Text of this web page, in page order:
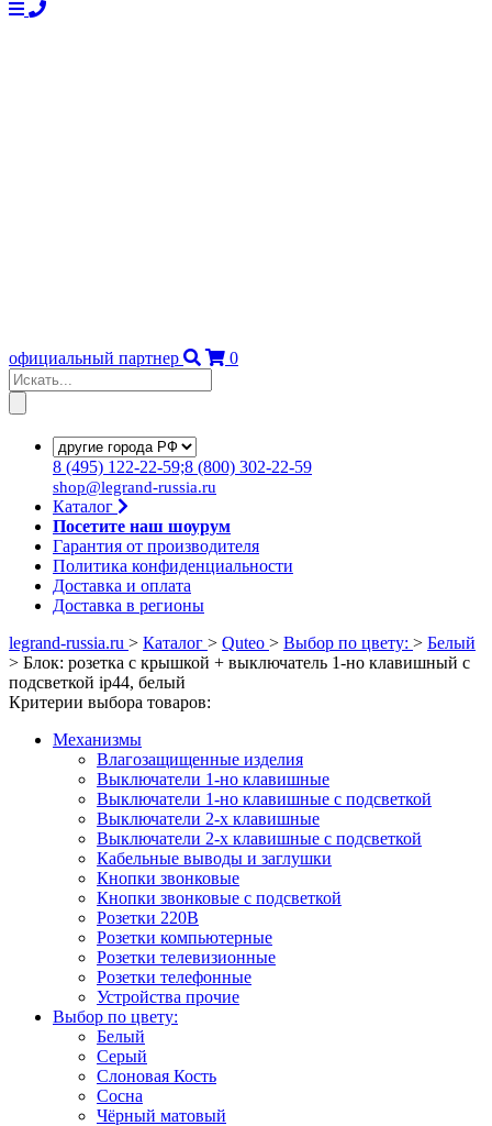
официальный партнер 0
8 (495) 122-22-59;8 (800) 302-22-59
shop@legrand-russia.ru
Каталог
Посетите наш шоурум
Гарантия от производителя
Политика конфиденциальности
Доставка и оплата
Доставка в регионы
legrand-russia.ru > Каталог > Quteo > Выбор по цвету: > Белый
> Блок: розетка с крышкой + выключатель 1-но клавишный с
подсветкой ip44, белый
Критерии выбора товаров:
Механизмы
Влагозащищенные изделия
Выключатели 1-но клавишные
Выключатели 1-но клавишные с подсветкой
Выключатели 2-х клавишные
Выключатели 2-х клавишные с подсветкой
Кабельные выводы и заглушки
Кнопки звонковые
Кнопки звонковые с подсветкой
Розетки 220В
Розетки компьютерные
Розетки телевизионные
Розетки телефонные
Устройства прочие
Выбор по цвету:
Белый
Серый
Слоновая Кость
Сосна
Чёрный матовый